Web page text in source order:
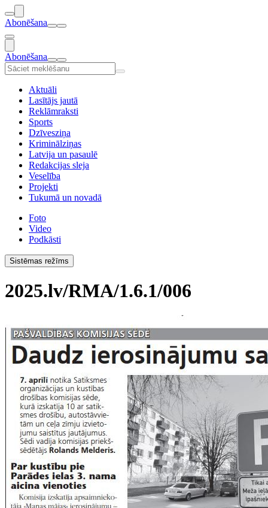
Abonēšana
Abonēšana
Aktuāli
Lasītājs jautā
Reklāmraksti
Sports
Dzīvesziņa
Kriminālziņas
Latvija un pasaulē
Redakcijas sleja
Veselība
Projekti
Tukumā un novadā
Foto
Video
Podkāsti
Sistēmas režīms
2025.lv/RMA/1.6.1/006